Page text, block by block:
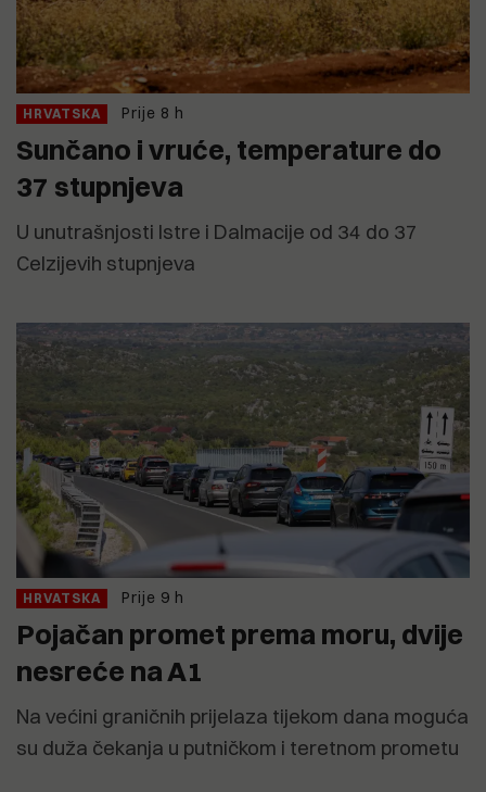
HRVATSKA Prije 8 h
Sunčano i vruće, temperature do
37 stupnjeva
U unutrašnjosti Istre i Dalmacije od 34 do 37
Celzijevih stupnjeva
HRVATSKA Prije 9 h
Pojačan promet prema moru, dvije
nesreće na A1
Na većini graničnih prijelaza tijekom dana moguća
su duža čekanja u putničkom i teretnom prometu